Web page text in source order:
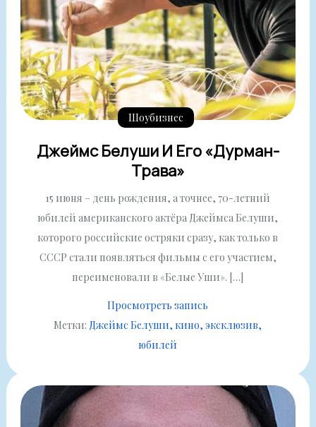
Шоубизнес
Джеймс Белуши И Его «дурман-
Трава»
15 июня – день рождения, а точнее, 70-летний
юбилей американского актёра Джеймса Белуши,
которого российские остряки сразу, как только в
СССР стали появляться фильмы с его участием,
переименовали в «Белые Уши». […]
Просмотреть запись
Метки: Джеймс Белуши кино эксклюзив
юбилей